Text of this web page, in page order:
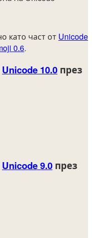
като част от Unicode
0.6.
Unicode 10.0 през
Unicode 9.0 през